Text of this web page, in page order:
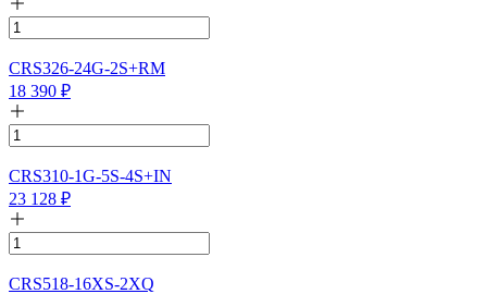
CRS326-24G-2S+RM
18 390 ₽
CRS310-1G-5S-4S+IN
23 128 ₽
CRS518-16XS-2XQ